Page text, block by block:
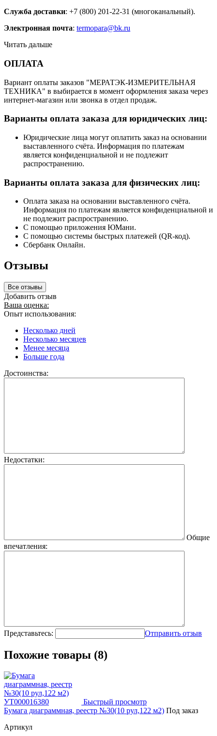
Служба доставки: +7 (800) 201-22-31 (многоканальный).
Электронная почта: termopara@bk.ru
Читать дальше
ОПЛАТА
Вариант оплаты заказов "МЕРАТЭК-ИЗМЕРИТЕЛЬНАЯ
ТЕХНИКА" в выбирается в момент оформления заказа через
интернет-магазин или звонка в отдел продаж.
Варианты оплата заказа для юридических лиц:
Юридические лица могут оплатить заказ на основании
выставленного счёта. Информация по платежам
является конфиденциальной и не подлежит
распространению.
Варианты оплата заказа для физических лиц:
Оплата заказа на основании выставленного счёта.
Информация по платежам является конфиденциальной и
не подлежит распространению.
С помощью приложения ЮМани.
С помощью системы быстрых платежей (QR-код).
Сбербанк Онлайн.
Отзывы
Все отзывы
Добавить отзыв
Ваша оценка:
Опыт использования:
Несколько дней
Несколько месяцев
Менее месяца
Больше года
Достоинства:
Недостатки:
Общие
впечатления:
Представьтесь: Отправить отзыв
Похожие товары (8)
Быстрый просмотр
Бумага диаграммная, реестр №30(10 рул,122 м2) Под заказ
Артикул